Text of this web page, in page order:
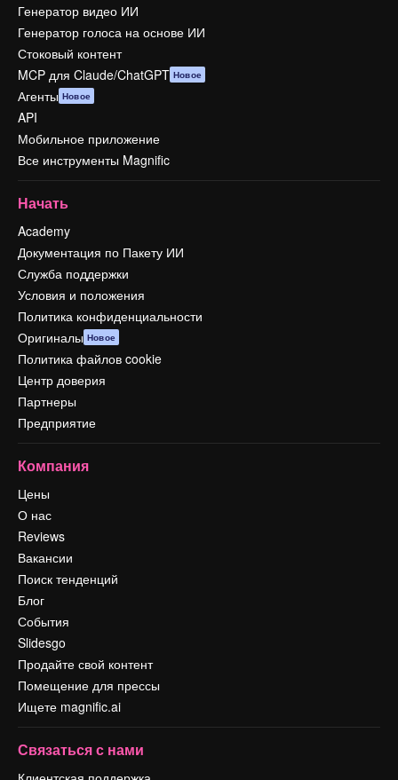
Генератор видео ИИ
Генератор голоса на основе ИИ
Стоковый контент
MCP для Claude/ChatGPT Новое
Агенты Новое
API
Мобильное приложение
Все инструменты Magnific
Начать
Academy
Документация по Пакету ИИ
Служба поддержки
Условия и положения
Политика конфиденциальности
Оригиналы Новое
Политика файлов cookie
Центр доверия
Партнеры
Предприятие
Компания
Цены
О нас
Reviews
Вакансии
Поиск тенденций
Блог
События
Slidesgo
Продайте свой контент
Помещение для прессы
Ищете magnific.ai
Связаться с нами